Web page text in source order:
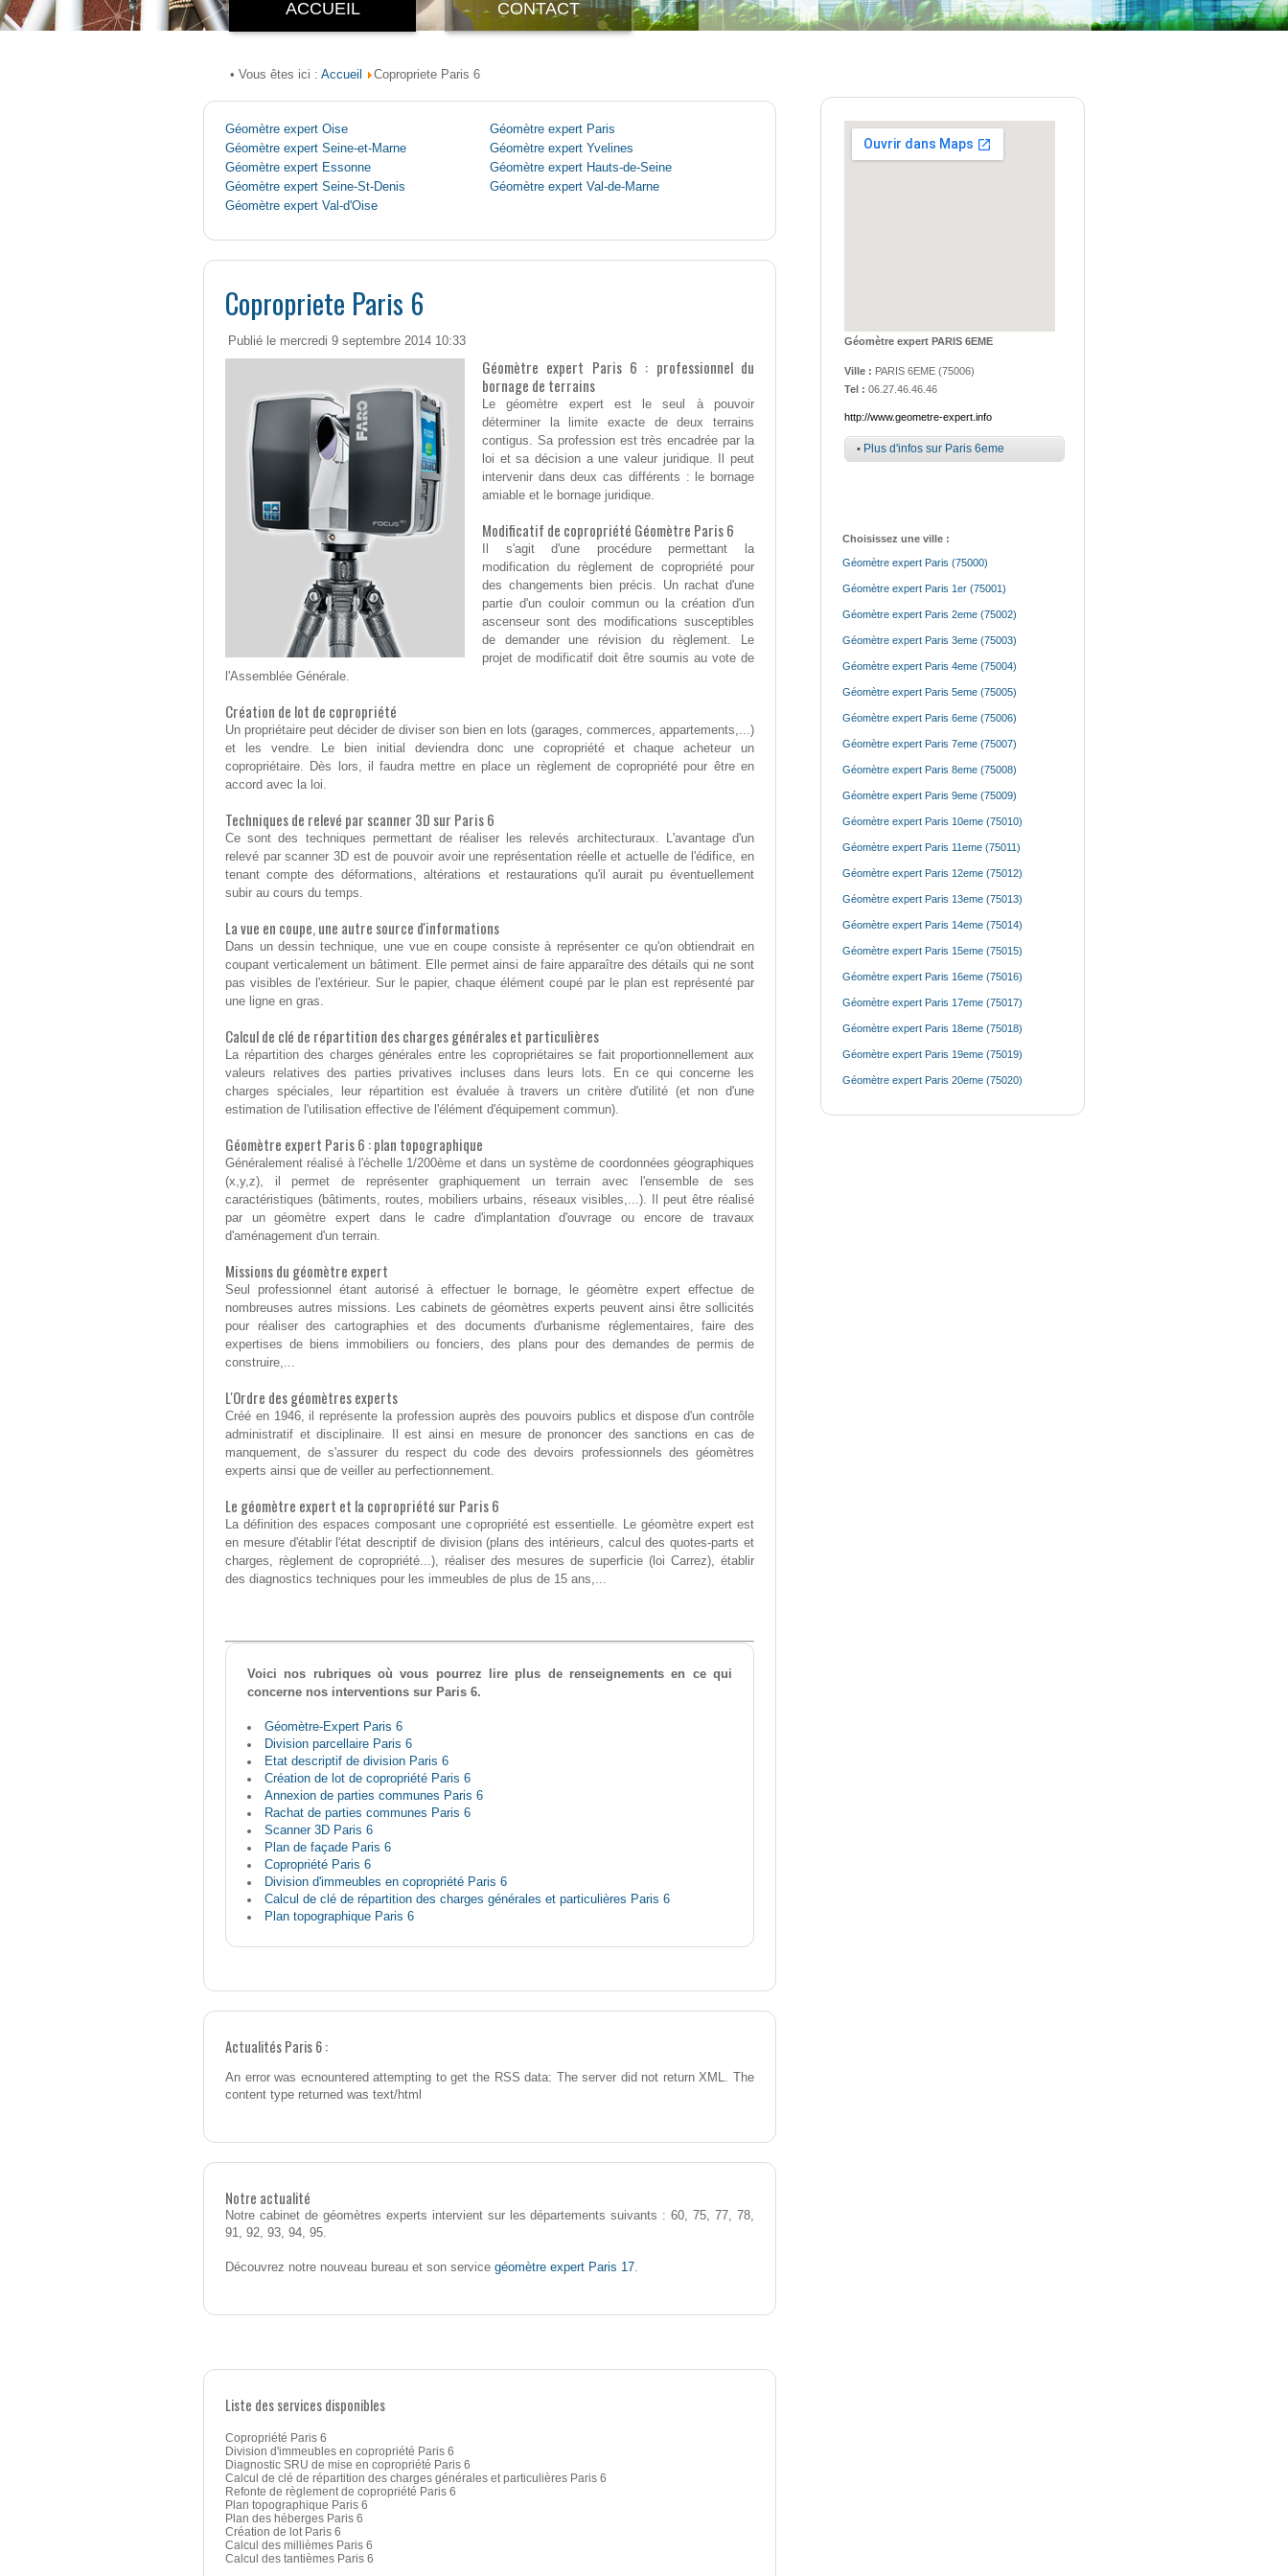
ACCUEIL CONTACT
• Vous êtes ici : Accueil Copropriete Paris 6
Géomètre expert Oise
Géomètre expert Paris
Géomètre expert Seine-et-Marne
Géomètre expert Yvelines
Géomètre expert Essonne
Géomètre expert Hauts-de-Seine
Géomètre expert Seine-St-Denis
Géomètre expert Val-de-Marne
Géomètre expert Val-d'Oise
Copropriete Paris 6
Publié le mercredi 9 septembre 2014 10:33
Géomètre expert Paris 6 : professionnel du
bornage de terrains
Le géomètre expert est le seul à pouvoir
déterminer la limite exacte de deux terrains
contigus. Sa profession est très encadrée par la
loi et sa décision a une valeur juridique. Il peut
intervenir dans deux cas différents : le bornage
amiable et le bornage juridique.
Modificatif de copropriété Géomètre Paris 6
Il s'agit d'une procédure permettant la
modification du règlement de copropriété pour
des changements bien précis. Un rachat d'une
partie d'un couloir commun ou la création d'un
ascenseur sont des modifications susceptibles
de demander une révision du règlement. Le
projet de modificatif doit être soumis au vote de
l'Assemblée Générale.
Création de lot de copropriété
Un propriétaire peut décider de diviser son bien en lots (garages, commerces, appartements,...)
et les vendre. Le bien initial deviendra donc une copropriété et chaque acheteur un
copropriétaire. Dès lors, il faudra mettre en place un règlement de copropriété pour être en
accord avec la loi.
Techniques de relevé par scanner 3D sur Paris 6
Ce sont des techniques permettant de réaliser les relevés architecturaux. L'avantage d'un
relevé par scanner 3D est de pouvoir avoir une représentation réelle et actuelle de l'édifice, en
tenant compte des déformations, altérations et restaurations qu'il aurait pu éventuellement
subir au cours du temps.
La vue en coupe, une autre source d'informations
Dans un dessin technique, une vue en coupe consiste à représenter ce qu'on obtiendrait en
coupant verticalement un bâtiment. Elle permet ainsi de faire apparaître des détails qui ne sont
pas visibles de l'extérieur. Sur le papier, chaque élément coupé par le plan est représenté par
une ligne en gras.
Calcul de clé de répartition des charges générales et particulières
La répartition des charges générales entre les copropriétaires se fait proportionnellement aux
valeurs relatives des parties privatives incluses dans leurs lots. En ce qui concerne les
charges spéciales, leur répartition est évaluée à travers un critère d'utilité (et non d'une
estimation de l'utilisation effective de l'élément d'équipement commun).
Géomètre expert Paris 6 : plan topographique
Généralement réalisé à l'échelle 1/200ème et dans un système de coordonnées géographiques
(x,y,z), il permet de représenter graphiquement un terrain avec l'ensemble de ses
caractéristiques (bâtiments, routes, mobiliers urbains, réseaux visibles,...). Il peut être réalisé
par un géomètre expert dans le cadre d'implantation d'ouvrage ou encore de travaux
d'aménagement d'un terrain.
Missions du géomètre expert
Seul professionnel étant autorisé à effectuer le bornage, le géomètre expert effectue de
nombreuses autres missions. Les cabinets de géomètres experts peuvent ainsi être sollicités
pour réaliser des cartographies et des documents d'urbanisme réglementaires, faire des
expertises de biens immobiliers ou fonciers, des plans pour des demandes de permis de
construire,...
L'Ordre des géomètres experts
Créé en 1946, il représente la profession auprès des pouvoirs publics et dispose d'un contrôle
administratif et disciplinaire. Il est ainsi en mesure de prononcer des sanctions en cas de
manquement, de s'assurer du respect du code des devoirs professionnels des géomètres
experts ainsi que de veiller au perfectionnement.
Le géomètre expert et la copropriété sur Paris 6
La définition des espaces composant une copropriété est essentielle. Le géomètre expert est
en mesure d'établir l'état descriptif de division (plans des intérieurs, calcul des quotes-parts et
charges, règlement de copropriété...), réaliser des mesures de superficie (loi Carrez), établir
des diagnostics techniques pour les immeubles de plus de 15 ans,...
Voici nos rubriques où vous pourrez lire plus de renseignements en ce qui
concerne nos interventions sur Paris 6.
Géomètre-Expert Paris 6
Division parcellaire Paris 6
Etat descriptif de division Paris 6
Création de lot de copropriété Paris 6
Annexion de parties communes Paris 6
Rachat de parties communes Paris 6
Scanner 3D Paris 6
Plan de façade Paris 6
Copropriété Paris 6
Division d'immeubles en copropriété Paris 6
Calcul de clé de répartition des charges générales et particulières Paris 6
Plan topographique Paris 6
Actualités Paris 6 :
An error was ecnountered attempting to get the RSS data: The server did not return XML. The
content type returned was text/html
Notre actualité
Notre cabinet de géomètres experts intervient sur les départements suivants : 60, 75, 77, 78,
91, 92, 93, 94, 95.
Découvrez notre nouveau bureau et son service géomètre expert Paris 17.
Liste des services disponibles
Copropriété Paris 6
Division d'immeubles en copropriété Paris 6
Diagnostic SRU de mise en copropriété Paris 6
Calcul de clé de répartition des charges générales et particulières Paris 6
Refonte de règlement de copropriété Paris 6
Plan topographique Paris 6
Plan des héberges Paris 6
Création de lot Paris 6
Calcul des millièmes Paris 6
Calcul des tantièmes Paris 6
Géomètre expert PARIS 6EME
Ville : PARIS 6EME (75006)
Tel : 06.27.46.46.46
http://www.geometre-expert.info
• Plus d'infos sur Paris 6eme
Choisissez une ville :
Géomètre expert Paris (75000)
Géomètre expert Paris 1er (75001)
Géomètre expert Paris 2eme (75002)
Géomètre expert Paris 3eme (75003)
Géomètre expert Paris 4eme (75004)
Géomètre expert Paris 5eme (75005)
Géomètre expert Paris 6eme (75006)
Géomètre expert Paris 7eme (75007)
Géomètre expert Paris 8eme (75008)
Géomètre expert Paris 9eme (75009)
Géomètre expert Paris 10eme (75010)
Géomètre expert Paris 11eme (75011)
Géomètre expert Paris 12eme (75012)
Géomètre expert Paris 13eme (75013)
Géomètre expert Paris 14eme (75014)
Géomètre expert Paris 15eme (75015)
Géomètre expert Paris 16eme (75016)
Géomètre expert Paris 17eme (75017)
Géomètre expert Paris 18eme (75018)
Géomètre expert Paris 19eme (75019)
Géomètre expert Paris 20eme (75020)